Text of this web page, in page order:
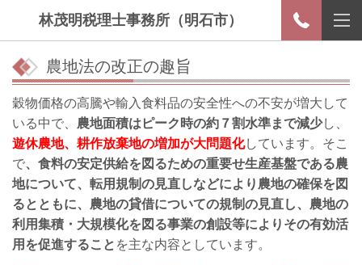
林茂明税理士事務所（明石市）
農地法の改正の趣旨
穀物価格の高騰や輸入食料品の安全性への不安が増大して
いる中で、 農地面積はピーク時の約７割水準まで減少し、
遊休農地、耕作放棄地の増加が大問題化しています。そこ
で、食料の安定供給を図るための重要せ生産基盤である農
地について、転用規制の見直しなどにより農地の確保を図
るとともに、農地の貸借についての規制の見直し、農地の
利用集積・大規模化を図る事業の創設等によりその有効活
用を促進すること を主な内容としています。